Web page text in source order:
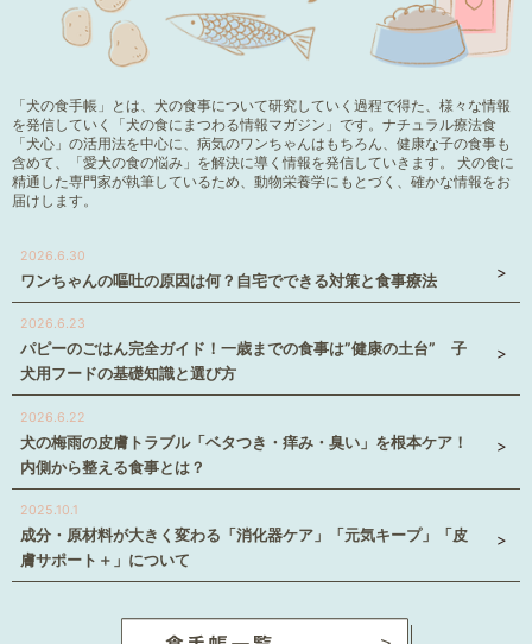
「犬の食手帳」とは、犬の食事について研究していく過程で得た、様々な情報
を発信していく「犬の食にまつわる情報マガジン」です。ナチュラル療法食
「犬心」の活用法を中心に、病気のワンちゃんはもちろん、健康な子の食事も
含めて、「愛犬の食の悩み」を解決に導く情報を発信していきます。 犬の食に
精通した専門家が執筆しているため、動物栄養学にもとづく、確かな情報をお
届けします。
2026.6.30
ワンちゃんの嘔吐の原因は何？自宅でできる対策と食事療法
2026.6.23
パピーのごはん完全ガイド！一歳までの食事は”健康の土台” 子
犬用フードの基礎知識と選び方
2026.6.22
犬の梅雨の皮膚トラブル「ベタつき・痒み・臭い」を根本ケア！
内側から整える食事とは？
2025.10.1
成分・原材料が大きく変わる「消化器ケア」「元気キープ」「皮
膚サポート＋」について